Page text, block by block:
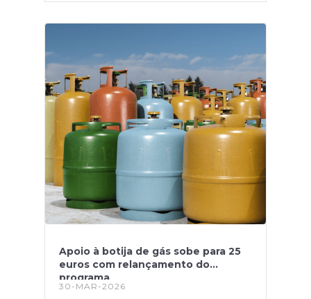
artigo 22º da Portaria n.º 233/2022, de 9
seleção — Prova de Conhecimentos.A
lista pode ser consultada aqui
Apoio à botija de gás sobe para 25
euros com relançamento do
programa
30-MAR-2026